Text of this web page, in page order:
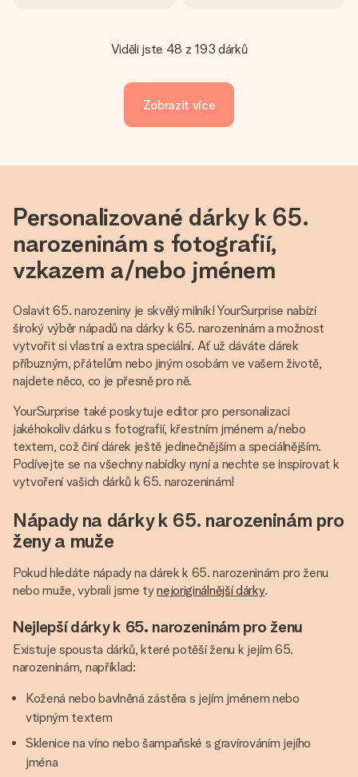
Viděli jste 48 z 193 dárků
Zobrazit více
Personalizované dárky k 65.
narozeninám s fotografií,
vzkazem a/nebo jménem
Oslavit 65. narozeniny je skvělý milník! YourSurprise nabízí
široký výběr nápadů na dárky k 65. narozeninám a možnost
vytvořit si vlastní a extra speciální. Ať už dáváte dárek
příbuzným, přátelům nebo jiným osobám ve vašem životě,
najdete něco, co je přesně pro ně.
YourSurprise také poskytuje editor pro personalizaci
jakéhokoliv dárku s fotografií, křestním jménem a/nebo
textem, což činí dárek ještě jedinečnějším a speciálnějším.
Podívejte se na všechny nabídky nyní a nechte se inspirovat k
vytvoření vašich dárků k 65. narozeninám!
Nápady na dárky k 65. narozeninám pro
ženy a muže
Pokud hledáte nápady na dárek k 65. narozeninám pro ženu
nebo muže, vybrali jsme tynejoriginálnější dárky.
Nejlepší dárky k 65. narozeninám pro ženu
Existuje spousta dárků, které potěší ženu k jejím 65.
narozeninám, například:
Kožená nebo bavlněná zástěra s jejím jménem nebo
vtipným textem
Sklenice na víno nebo šampaňské s gravírováním jejího
jména